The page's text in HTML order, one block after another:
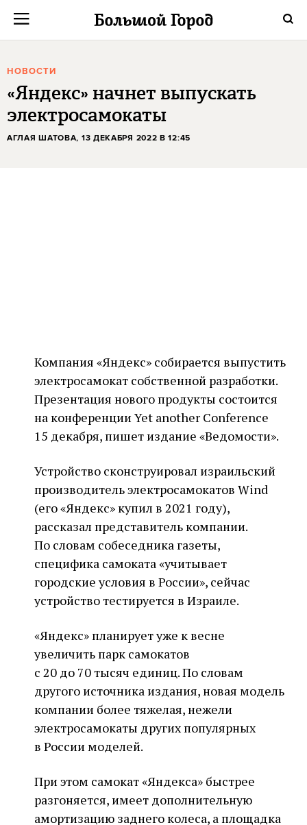
НОВОСТИ
«Яндекс» начнет выпускать
электросамокаты
АГЛАЯ ШАТОВА, 13 ДЕКАБРЯ 2022 В 12:45
Компания «Яндекс» собирается выпустить
электросамокат собственной разработки.
Презентация нового продукты состоится
на конференции Yet another Conference
15 декабря, пишет издание «Ведомости».
Устройство сконструировал израильский
производитель электросамокатов Wind
(его «Яндекс» купил в 2021 году),
рассказал представитель компании.
По словам собеседника газеты,
специфика самоката «учитывает
городские условия в России», сейчас
устройство тестируется в Израиле.
«Яндекс» планирует уже к весне
увеличить парк самокатов
с 20 до 70 тысяч единиц. По словам
другого источника издания, новая модель
компании более тяжелая, нежели
электросамокаты других популярных
в России моделей.
При этом самокат «Яндекса» быстрее
разгоняется, имеет дополнительную
амортизацию заднего колеса, а площадка